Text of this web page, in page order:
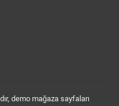
demo mağaza sayfaları